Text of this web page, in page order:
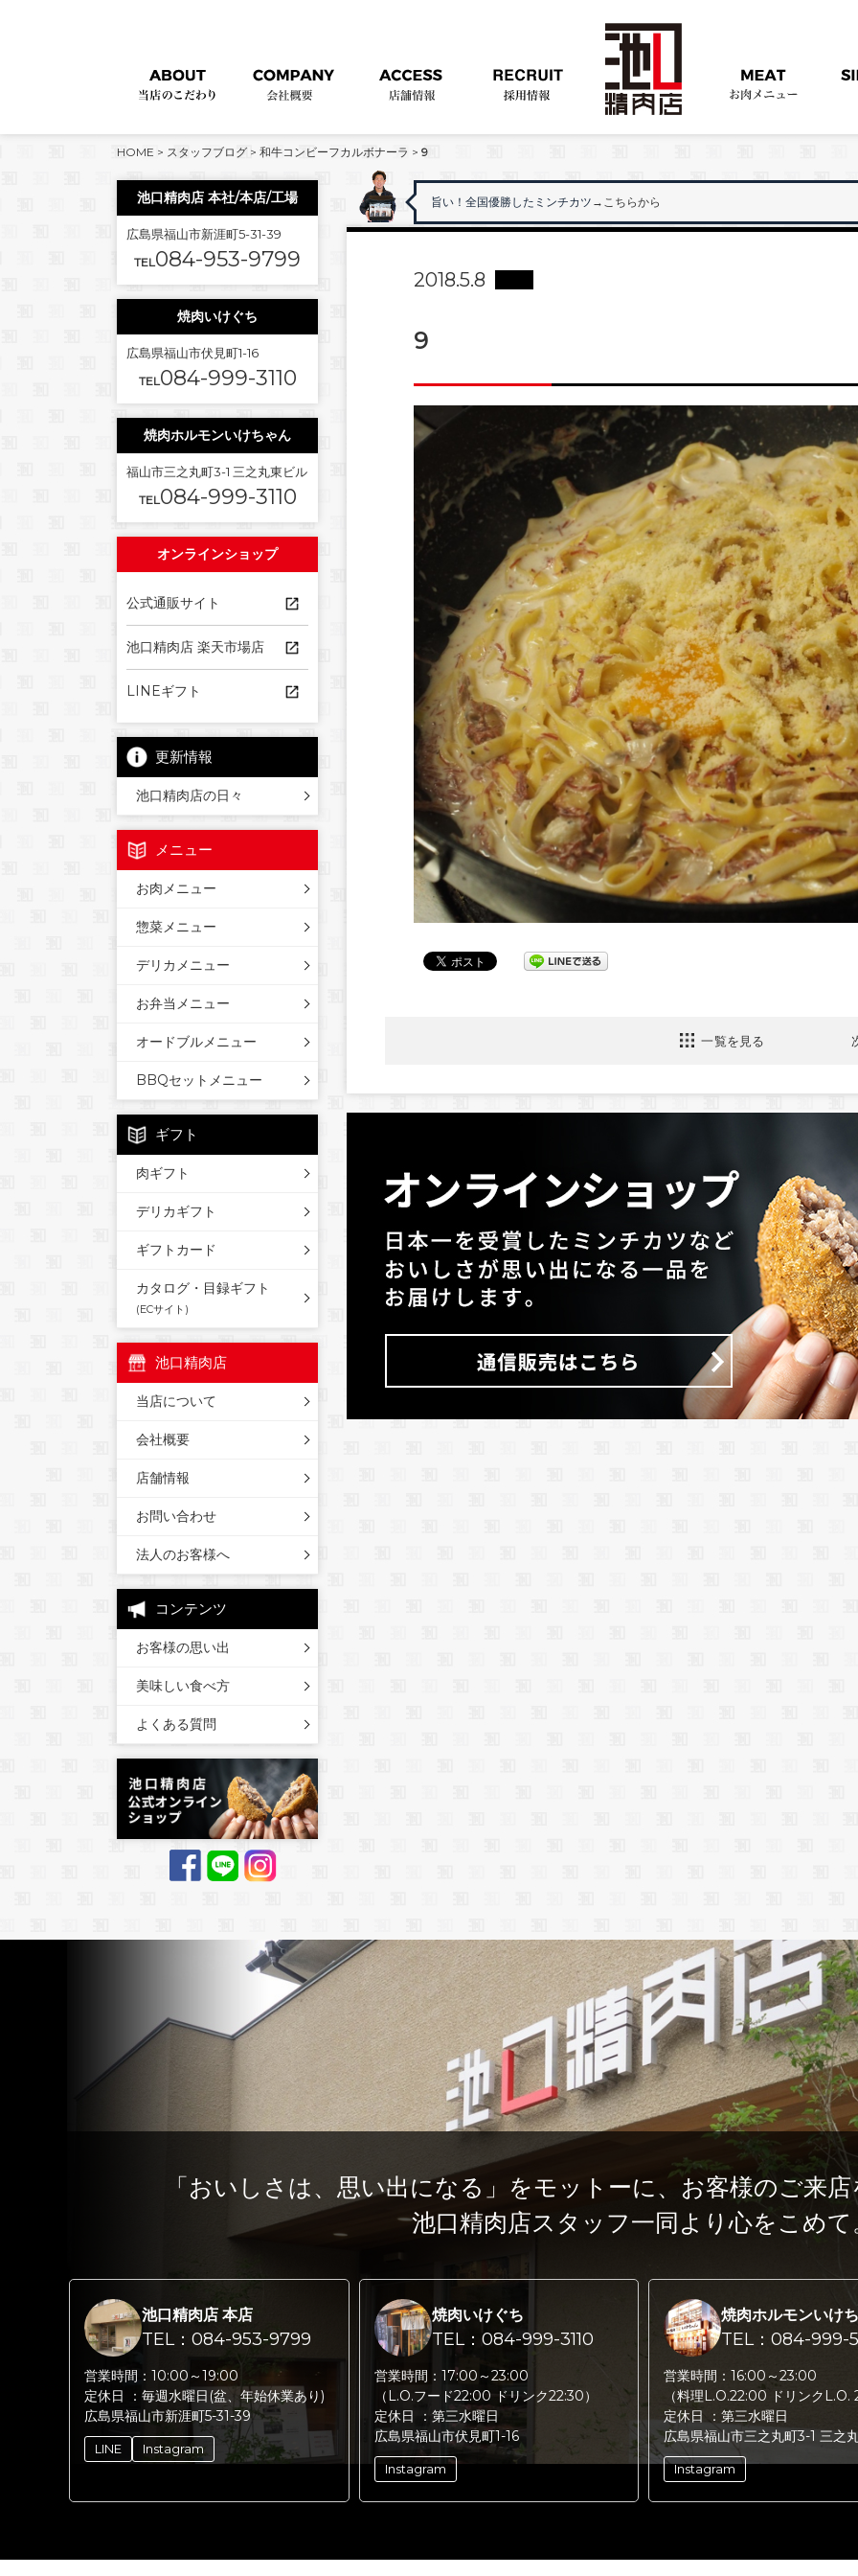
HOME > スタッフブログ > 和牛コンビーフカルボナーラ > 9
旨い！全国優勝したミンチカツ →こちらから
2018.5.8
9
一覧を見る
池口精肉店 本社/本店/工場
広島県福山市新涯町5-31-39
TEL084-953-9799
焼肉いけぐち
広島県福山市伏見町1-16
TEL084-999-3110
焼肉ホルモンいけちゃん
福山市三之丸町3-1 三之丸東ビル
TEL084-999-3110
オンラインショップ
公式通販サイト
池口精肉店 楽天市場店
LINEギフト
更新情報
池口精肉店の日々
メニュー
お肉メニュー
惣菜メニュー
デリカメニュー
お弁当メニュー
オードブルメニュー
BBQセットメニュー
ギフト
肉ギフト
デリカギフト
ギフトカード
カタログ・目録ギフト
(ECサイト)
池口精肉店
当店について
会社概要
店舗情報
お問い合わせ
法人のお客様へ
コンテンツ
お客様の思い出
美味しい食べ方
よくある質問
「おいしさは、思い出になる」をモットーに、 お客様のご来
池口精肉店スタッフ一同より心をこめて
池口精肉店 本店
TEL：084-953-9799
営業時間： 10:00～19:00
定休日 ： 毎週水曜日(盆、年始休業あり)
広島県福山市新涯町5-31-39
LINE Instagram
焼肉いけぐち
TEL：084-999-3110
営業時間： 17:00～23:00
（L.O.フード22:00 ドリンク22:30）
定休日 ： 第三水曜日
広島県福山市伏見町1-16
Instagram
焼肉ホルモンいけ
TEL：084-999-
営業時間： 16:00～23:00
（料理L.O.22:00 ドリンクL.O.
定休日 ： 第三水曜日
広島県福山市三之丸町3-1 三之
Instagram